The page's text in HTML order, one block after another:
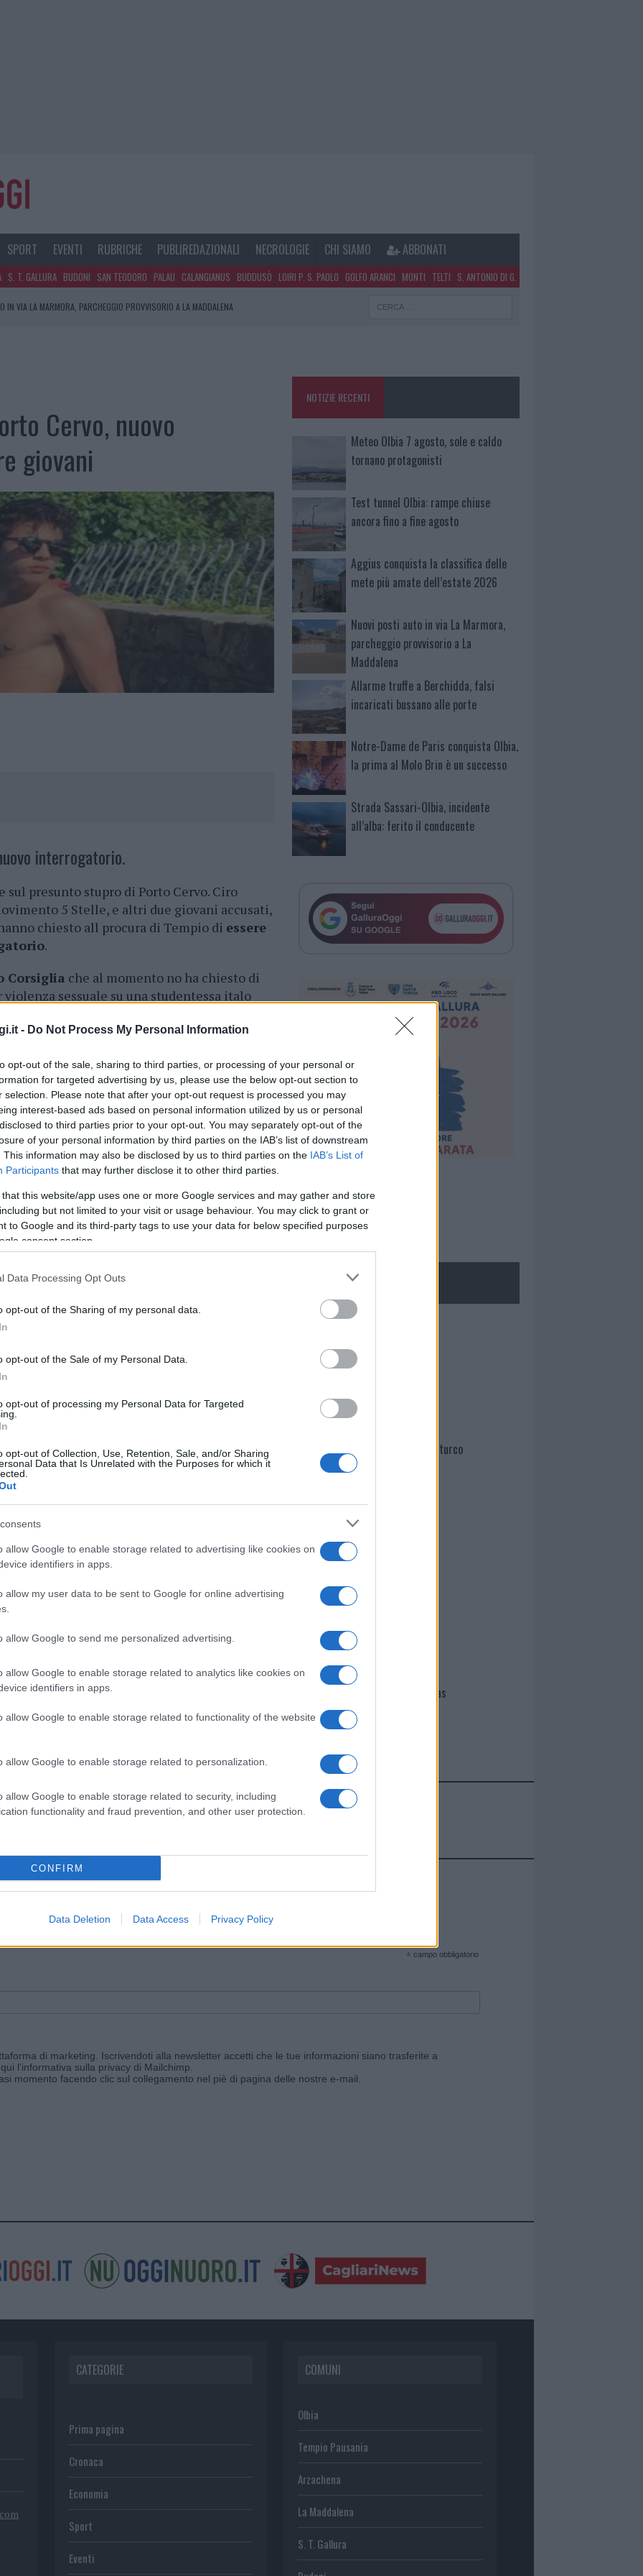
- Do Not Process My Personal Information
opt-out of the sale, sharing to third parties, or processing of your personal or
for targeted advertising by us, please use the below opt-out section to
selection. Please note that after your opt-out request is processed you may
interest-based ads based on personal information utilized by us or personal
to third parties prior to your opt-out. You may separately opt-out of the
of your personal information by third parties on the IAB’s list of downstream
This information may also be disclosed by us to third parties on the IAB’s List of
Participants that may further disclose it to other third parties.
that this website/app uses one or more Google services and may gather and store
but not limited to your visit or usage behaviour. You may click to grant or
to Google and its third-party tags to use your data for below specified purposes
consent section.
Data Processing Opt Outs
opt-out of the Sharing of my personal data.
opt-out of the Sale of my Personal Data.
opt-out of processing my Personal Data for Targeted
opt-out of Collection, Use, Retention, Sale, and/or Sharing
Data that Is Unrelated with the Purposes for which it
allow Google to enable storage related to advertising like cookies on
identifiers in apps.
allow my user data to be sent to Google for online advertising
allow Google to send me personalized advertising.
allow Google to enable storage related to analytics like cookies on
identifiers in apps.
allow Google to enable storage related to functionality of the website
allow Google to enable storage related to personalization.
allow Google to enable storage related to security, including
functionality and fraud prevention, and other user protection.
CONFIRM
Data Deletion Data Access Privacy Policy
SPORT EVENTI RUBRICHE PUBLIREDAZIONALI NECROLOGIE CHI SIAMO ABBONATI
S. T. GALLURA BUDONI SAN TEODORO PALAU CALANGIANUS BUDDUSÒ LOIRI P. S. PAOLO GOLFO ARANCI MONTI TELTI S. ANTONIO DI G.
IN VIA LA MARMORA, PARCHEGGIO PROVVISORIO A LA MADDALENA
Cervo, nuovo
giovani
interrogatorio.
sul presunto stupro di Porto Cervo. Ciro
5 Stelle, e altri due giovani accusati,
chiesto all procura di Tempio di essere
.
Corsiglia che al momento no ha chiesto di
sessuale su una studentessa italo
dopo una serata in discoteca.
la denuncia della modella scandinava,
della Costa Smeralda lei e i4
si sarebbe consumato il presunto
la ragazza denunciò tutto ai
la versione dei ragazzi che si difendono
c’è stato ma era consenziente.
a Porto Cervo che riguardano Grillo
cliccandoqui
nella sezioneLogindal menù del sito o
Prossimo articolo
NOTIZIE RECENTI
Meteo Olbia 7 agosto, sole e caldo
tornano protagonisti
Test tunnel Olbia: rampe chiuse
ancora fino a fine agosto
Aggius conquista la classifica delle
mete più amate dell’estate 2026
Nuovi posti auto in via La Marmora,
parcheggio provvisorio a La
Maddalena
Allarme truffe a Berchidda, falsi
incaricati bussano alle porte
Notre-Dame de Paris conquista Olbia,
la prima al Molo Brin è un successo
Strada Sassari-Olbia, incidente
all’alba: ferito il conducente
NECROLOGIE
Martina Agostina Diturco
I nostri cari
I nostri cari
Giovannimaria Cabras
Invia un Comunicato Stampa|Pubblicità|Segnala
e ricevi le nostre email periodiche contenenti le ultime notizie pubblicate sul sito web!
* campo obbligatorio
di marketing. Iscrivendoti alla newsletter accetti che le tue informazioni siano trasferite a
l'informativa sulla privacy di Mailchimp
momento facendo clic sul collegamento nel piè di pagina delle nostre e-mail.
CATEGORIE
Prima pagina
Cronaca
Economia
Sport
Eventi
COMUNI
Olbia
Tempio Pausania
Arzachena
La Maddalena
S. T. Gallura